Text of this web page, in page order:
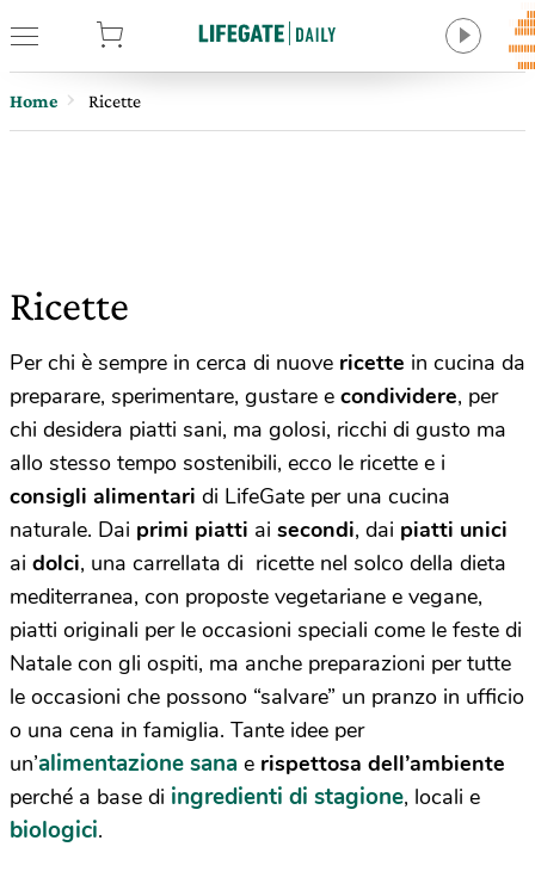
Home Ricette
Ricette
Per chi è sempre in cerca di nuove ricette in cucina da
preparare, sperimentare, gustare e condividere, per
chi desidera piatti sani, ma golosi, ricchi di gusto ma
allo stesso tempo sostenibili, ecco le ricette e i
consigli alimentari di LifeGate per una cucina
naturale. Dai primi piatti ai secondi, dai piatti unici
ai dolci, una carrellata di ricette nel solco della dieta
mediterranea, con proposte vegetariane e vegane,
piatti originali per le occasioni speciali come le feste di
Natale con gli ospiti, ma anche preparazioni per tutte
le occasioni che possono “salvare” un pranzo in ufficio
o una cena in famiglia. Tante idee per
un’alimentazione sana e rispettosa dell’ambiente
perché a base di ingredienti di stagione, locali e
biologici.